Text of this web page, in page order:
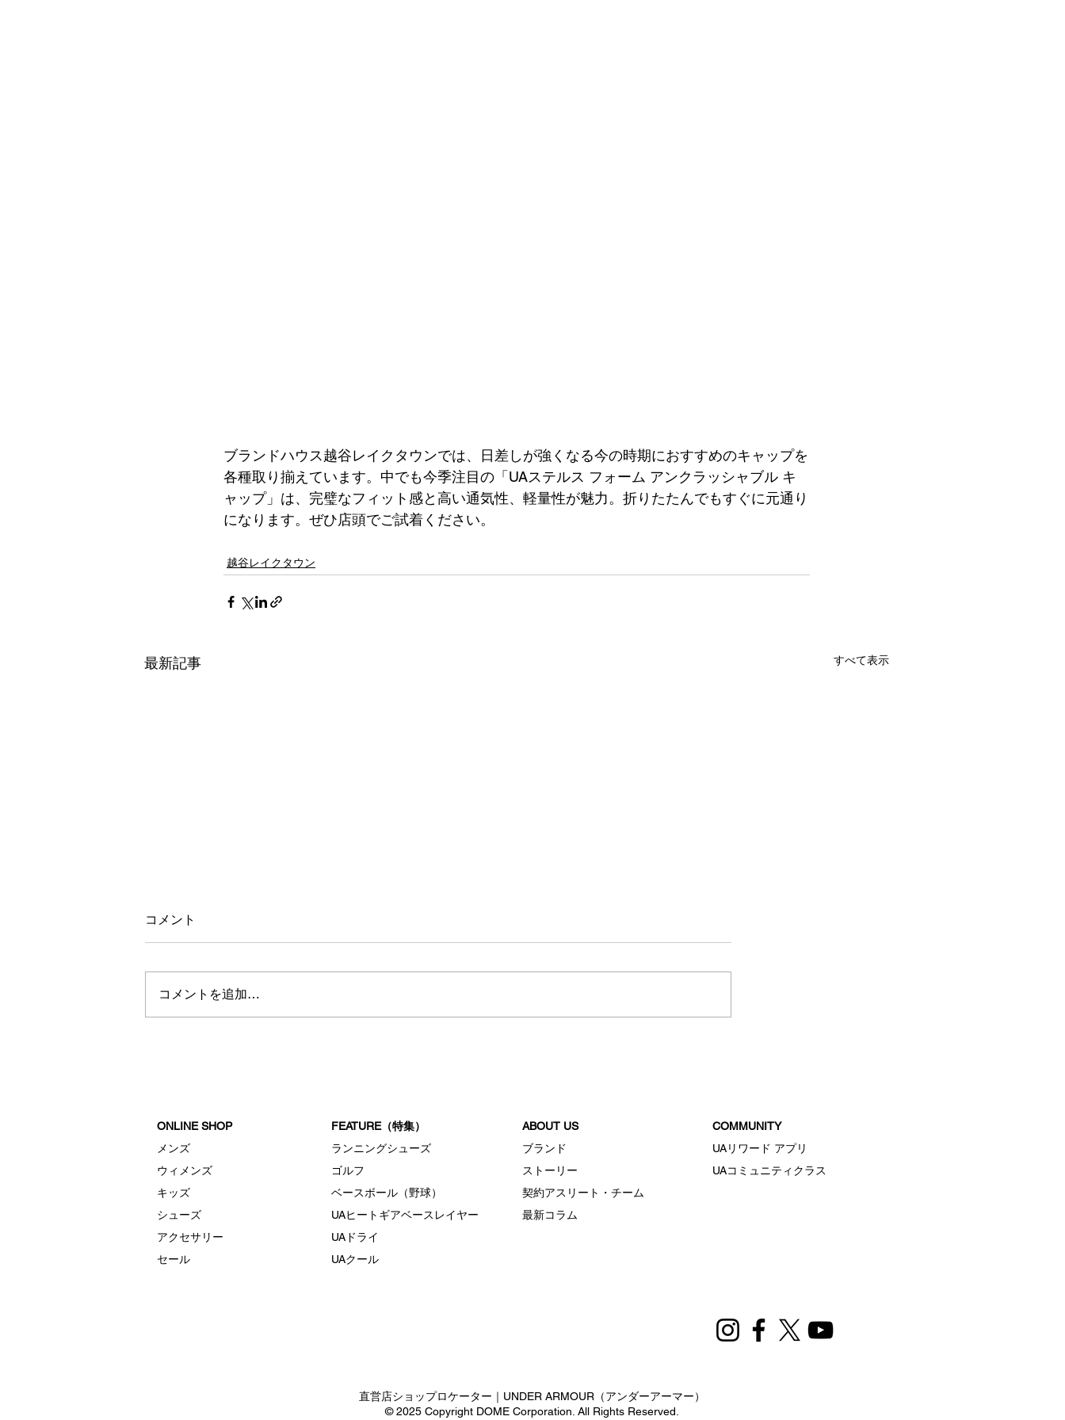
ブランドハウス越谷レイクタウンでは、日差しが強くなる今の時期におすすめのキャップを
各種取り揃えています。中でも今季注目の「UAステルス フォーム アンクラッシャブル キ
ャップ」は、完璧なフィット感と高い通気性、軽量性が魅力。折りたたんでもすぐに元通り
になります。ぜひ店頭でご試着ください。
越谷レイクタウン
最新記事 すべて表示
コメント
コメントを追加…
ONLINE SHOP
メンズ
ウィメンズ
キッズ
シューズ
アクセサリー
セール
FEATURE（特集）
ランニングシューズ
ゴルフ
ベースボール（野球）
UAヒートギアベースレイヤー
UAドライ
UAクール
ABOUT US
ブランド
ストーリー
契約アスリート・チーム
最新コラム
COMMUNITY
UAリワード アプリ
UAコミュニティクラス
直営店ショップロケーター｜UNDER ARMOUR（アンダーアーマー）
© 2025 Copyright DOME Corporation. All Rights Reserved.